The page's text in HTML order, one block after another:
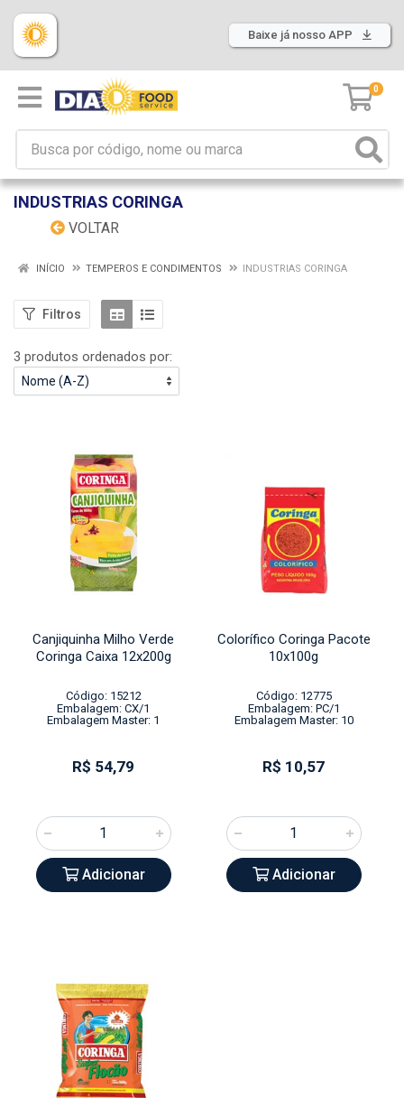
Baixe já nosso APP
0
INDUSTRIAS CORINGA
VOLTAR
INÍCIO TEMPEROS E CONDIMENTOS INDUSTRIAS CORINGA
Filtros
3 produtos ordenados por:
Canjiquinha Milho Verde
Coringa Caixa 12x200g
Código: 15212
Embalagem: CX/1
Embalagem Master: 1
R$ 54,79
Adicionar
Colorífico Coringa Pacote
10x100g
Código: 12775
Embalagem: PC/1
Embalagem Master: 10
R$ 10,57
Adicionar